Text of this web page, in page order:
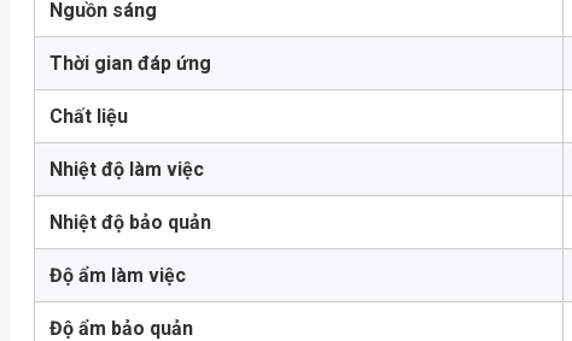
Nguồn sáng
Thời gian đáp ứng
Chất liệu
Nhiệt độ làm việc
Nhiệt độ bảo quản
Độ ẩm làm việc
Độ ẩm bảo quản